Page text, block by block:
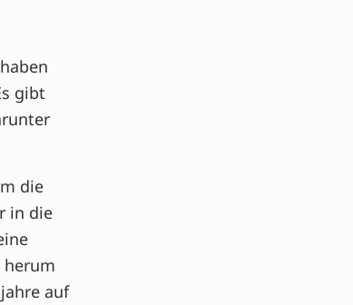
gibt
die
in die
herum
auf